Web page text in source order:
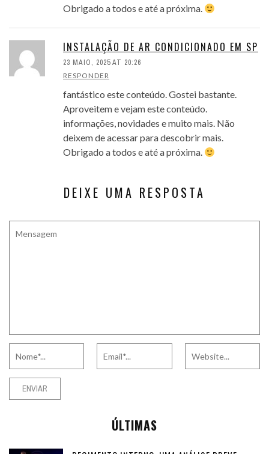
Obrigado a todos e até a próxima.
INSTALAÇÃO DE AR CONDICIONADO EM SP
23 MAIO, 2025 AT 20:26
RESPONDER
fantástico este conteúdo. Gostei bastante.
Aproveitem e vejam este conteúdo.
informações, novidades e muito mais. Não
deixem de acessar para descobrir mais.
Obrigado a todos e até a próxima.
DEIXE UMA RESPOSTA
ÚLTIMAS